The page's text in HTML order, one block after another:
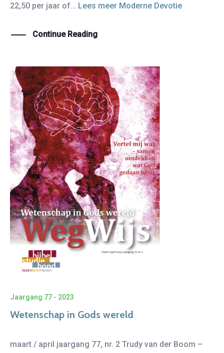
22,50 per jaar of… Lees meer Moderne Devotie
Continue Reading
Jaargang 77 - 2023
Wetenschap in Gods wereld
maart / april jaargang 77, nr. 2 Trudy van der Boom –